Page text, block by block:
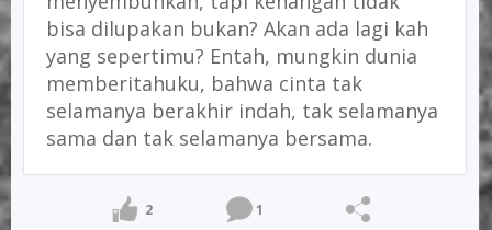
bisa dilupakan bukan? Akan ada lagi kah
yang sepertimu? Entah, mungkin dunia
memberitahuku, bahwa cinta tak
selamanya berakhir indah, tak selamanya
sama dan tak selamanya bersama.
2 1